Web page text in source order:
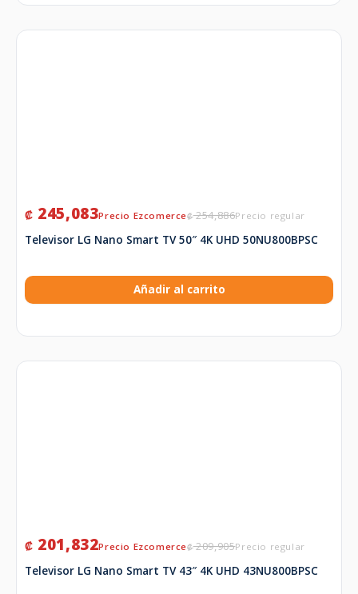
₡254,886
₡ 245,083
Televisor LG Nano Smart TV 50″ 4K UHD 50NU800BPSC
Añadir al carrito
₡209,905
₡ 201,832
Televisor LG Nano Smart TV 43″ 4K UHD 43NU800BPSC